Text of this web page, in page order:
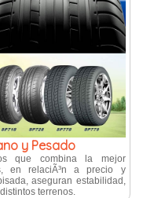
y Pesado
que combina la mejor
en relaciÃ³n a precio y
aseguran estabilidad,
terrenos.